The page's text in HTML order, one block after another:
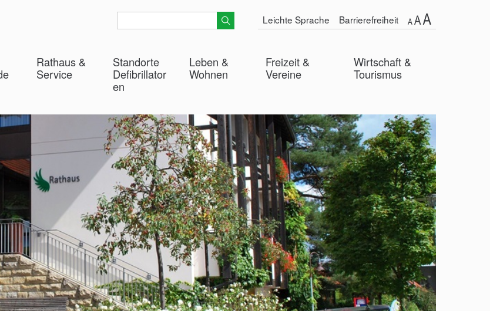
Leichte Sprache Barrierefreiheit
Rathaus &
Service
Standorte
Defibrillator
en
Leben &
Wohnen
Freizeit &
Vereine
Wirtschaft &
Tourismus